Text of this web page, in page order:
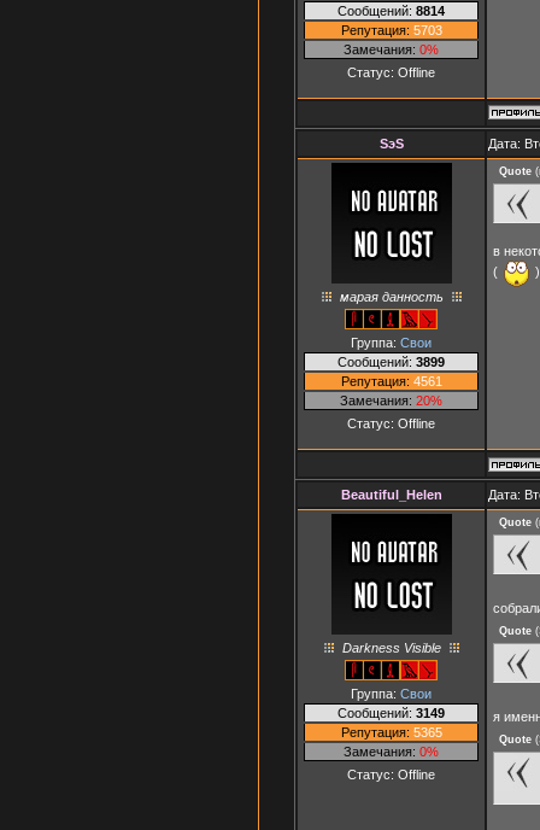
Сообщений: 8814
Репутация: 5703
Замечания: 0%
Статус: Offline
SэS Дата:
марая данность
Группа: Свои
Сообщений: 3899
Репутация: 4561
Замечания: 20%
Статус: Offline
Quote (
в
(
)
Beautiful_Helen Дата:
Darkness Visible
Группа: Свои
Сообщений: 3149
Репутация: 5365
Замечания: 0%
Статус: Offline
Quote (
Quote (
я
Quote (